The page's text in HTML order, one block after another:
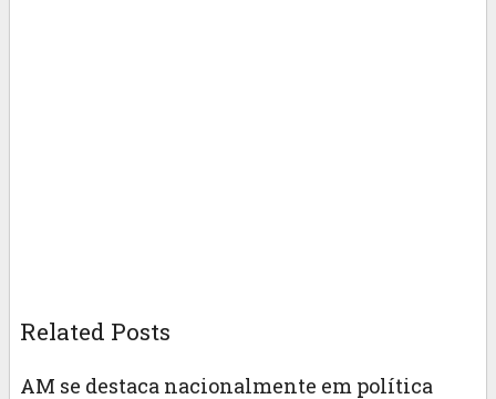
Related Posts
AM se destaca nacionalmente em política